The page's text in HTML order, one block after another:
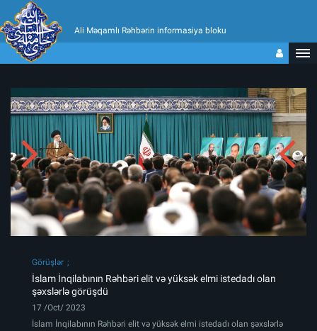
Ali Məqamlı Rəhbərin informasiya bloku
Görüşlər
İslam İnqilabının Rəhbəri elit və yüksək elmi istedadı olan
şəxslərlə görüşdü
17 /Oct/ 2023
İslam İnqilabının Rəhbəri elit və yüksək elmi istedadı olan şəxslərlə